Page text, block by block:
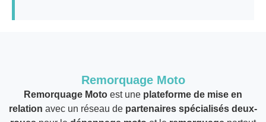
Remorquage Moto
Remorquage Moto est une plateforme de mise en
relation avec un réseau de partenaires spécialisés deux-